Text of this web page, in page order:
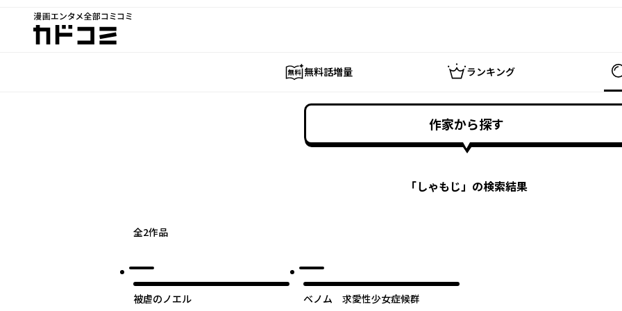
漫画エンタメ全部コミコミ
カドコミ
無料話増量 ランキング
作家から探す
「しゃもじ」の検索結果
全2作品
被虐のノエル ベノム 求愛性少女症候群